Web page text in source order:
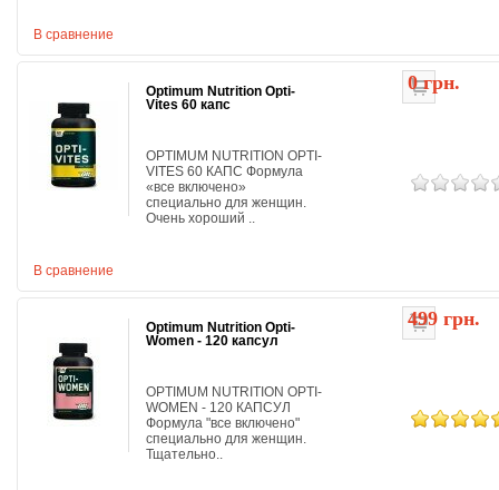
В сравнение
0 грн.
В сравнение
Optimum Nutrition Opti-
Vites 60 капс
OPTIMUM NUTRITION OPTI-
VITES 60 КАПС Формула
«все включено»
специально для женщин.
Очень хороший ..
499 грн.
Optimum Nutrition Opti-
Women - 120 капсул
OPTIMUM NUTRITION OPTI-
WOMEN - 120 КАПСУЛ
Формула "все включено"
специально для женщин.
Тщательно..